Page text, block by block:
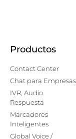
Productos
Contact Center
Chat para Empresas
IVR, Audio
Respuesta
Marcadores
Inteligentes
Global Voice /